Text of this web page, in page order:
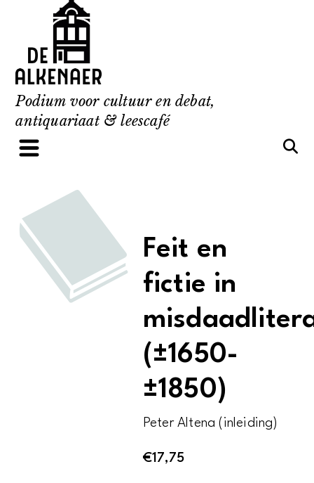
content
Podium voor cultuur en debat,
antiquariaat & leescafé
Feit en
fictie in
(±1650-
±1850)
Peter Altena (inleiding)
€17,75